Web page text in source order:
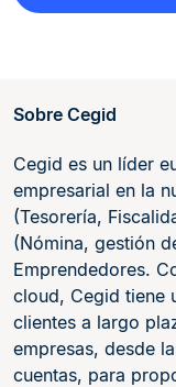
Sobre Cegid
Cegid es un líder
empresarial en la
(Tesorería,
(Nómina, gestión
Emprendedores.
cloud, Cegid tiene
clientes a largo
empresas, desde
cuentas, para